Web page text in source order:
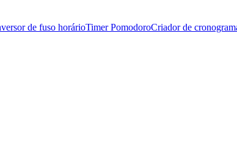
de fuso horárioTimer PomodoroCriador de